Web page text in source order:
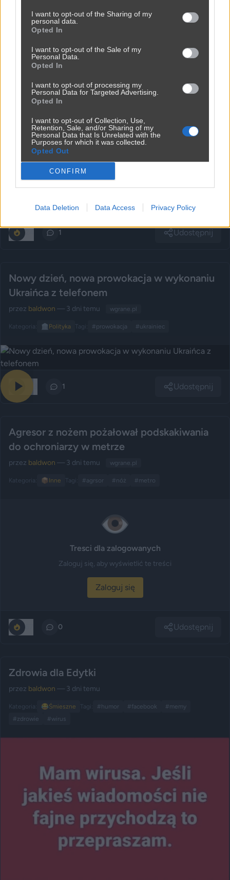
I want to opt-out of the Sharing of my
personal data.
Opted In
I want to opt-out of the Sale of my
Personal Data.
Opted In
I want to opt-out of processing my
Personal Data for Targeted Advertising.
Opted In
I want to opt-out of Collection, Use,
Retention, Sale, and/or Sharing of my
Personal Data that Is Unrelated with the
Purposes for which it was collected.
Opted Out
CONFIRM
Data Deletion Data Access Privacy Policy
1 Udostępnij
Nowy dzień, nowa prowokacja w wykonaniu
Ukraińca z telefonem
przez baldwon — 3 dni temu wgrane.pl
Kategoria: 🏛️ Polityka Tagi: #prowokacja #ukrainiec
1 Udostępnij
Agresor z nożem pożałował podskakiwania
do ochroniarzy w metrze
przez baldwon — 3 dni temu wgrane.pl
Kategoria: 📦 Inne Tagi: #agrsor #nóż #metro
👁️
Tresci dla zalogowanych
Zaloguj się, aby wyświetlić te treści
Zaloguj się
0 Udostępnij
Zdrowia dla Edytki
przez baldwon — 3 dni temu
Kategoria: 😂Śmieszne Tagi: #humor #facebook
#memy
#zdrowie
#wirus